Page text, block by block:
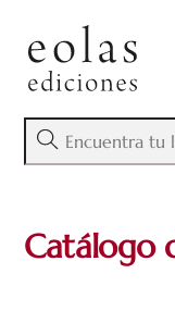
content
Catálogo